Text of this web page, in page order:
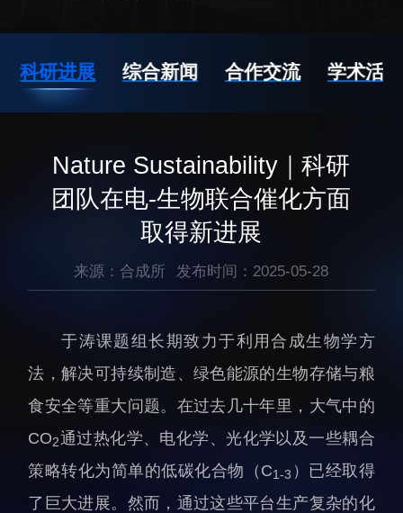
机构简介
院长寄语
现任领导
统计数据
研究机构
先进集成技术研究所
生物医学与健康工程研
生物医药与技术研究所
脑认知与脑疾病研究所
合成生物学研究所
材料人工智能研究所
人才概况
综合处
科研进展 综合新闻 合作交流 学术活动
Nature Sustainability｜科研
团队在电-生物联合催化方面
取得新进展
来源：合成所 发布时间：2025-05-28
于涛课题组长期致力于利用合成生物学方
法，解决可持续制造、绿色能源的生物存储与粮
食安全等重大问题。在过去几十年里，大气中的
CO2通过热化学、电化学、光化学以及一些耦合
策略转化为简单的低碳化合物（C1-3 ）已经取得
了巨大进展。然而，通过这些平台生产复杂的化